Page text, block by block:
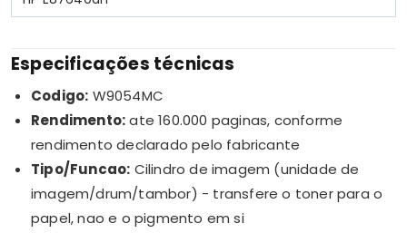
Especificações técnicas
Codigo: W9054MC
Rendimento:ate 160.000 paginas, conforme
rendimento declarado pelo fabricante
Tipo/Funcao: Cilindro de imagem (unidade de
imagem/drum/tambor) - transfere o toner para o
papel, nao e o pigmento em si